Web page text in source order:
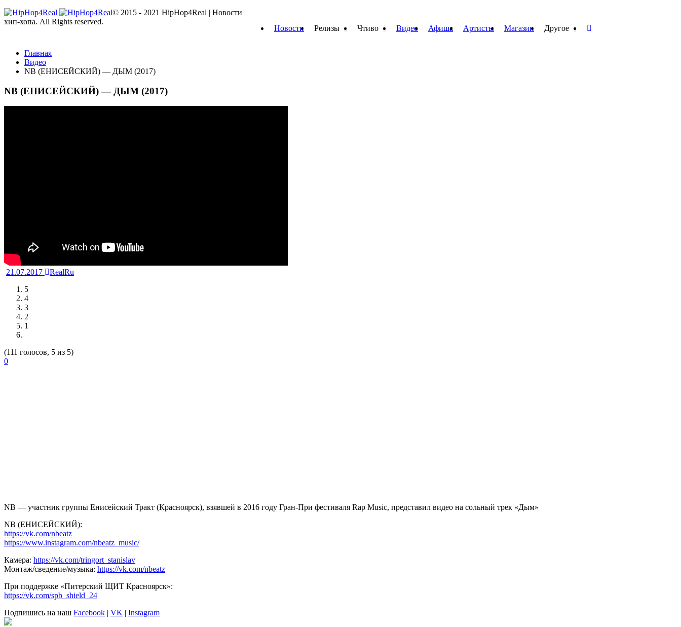
Новости Релизы Чтиво Видео Афиша Артисты Магазин Другое
Главная
Видео
NB (ЕНИСЕЙСКИЙ) — ДЫМ (2017)
NB (ЕНИСЕЙСКИЙ) — ДЫМ (2017)
21.07.2017
RealRu
5
4
3
2
1
(111 голосов, 5 из 5)
0
NB — участник группы Енисейский Тракт (Красноярск), взявшей в 2016 году Гран-При фестиваля Rap Music, представил видео на сольный трек «Дым»
NB (ЕНИСЕЙСКИЙ):
https://vk.com/nbeatz
https://www.instagram.com/nbeatz_music/
Камера: https://vk.com/tringort_stanislav
Монтаж/сведение/музыка: https://vk.com/nbeatz
При поддержке «Питерский ЩИТ Красноярск»:
https://vk.com/spb_shield_24
Подпишись на наш Facebook | VK | Instagram
© 2015 - 2021 HipHop4Real | Новости
хип-хопа. All Rights reserved.